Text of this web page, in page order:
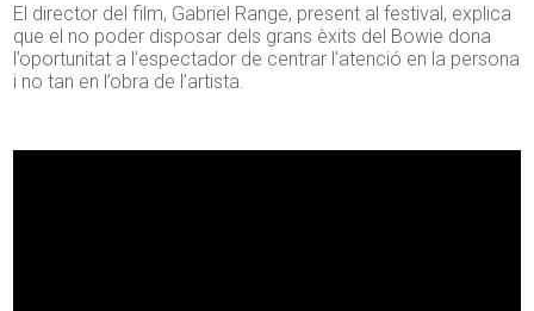
El director del film, Gabriel Range, present al festival, explica
que el no poder disposar dels grans èxits del Bowie dona
l’oportunitat a l’espectador de centrar l’atenció en la persona
i no tan en l’obra de l’artista.